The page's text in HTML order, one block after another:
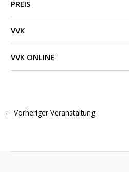
PREIS
VVK
VVK ONLINE
← Vorheriger Veranstaltung